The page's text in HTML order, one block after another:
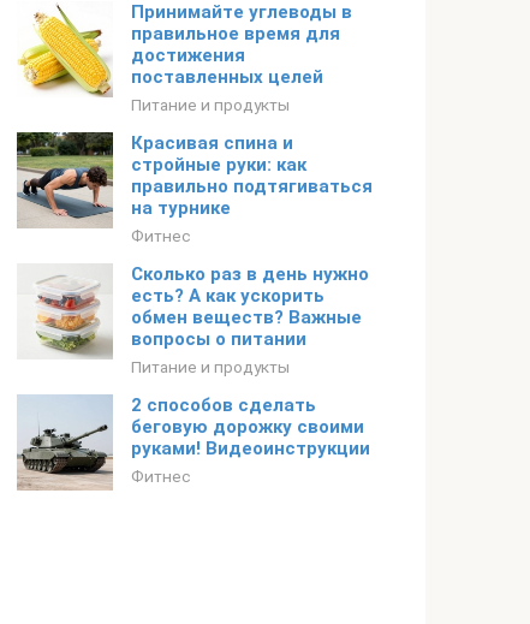
Принимайте углеводы в
правильное время для
достижения
поставленных целей
Питание и продукты
Красивая спина и
стройные руки: как
правильно подтягиваться
на турнике
Фитнес
Сколько раз в день нужно
есть? А как ускорить
обмен веществ? Важные
вопросы о питании
Питание и продукты
2 способов сделать
беговую дорожку своими
руками! Видеоинструкции
Фитнес